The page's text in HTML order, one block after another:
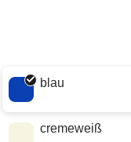
blau
cremeweiß